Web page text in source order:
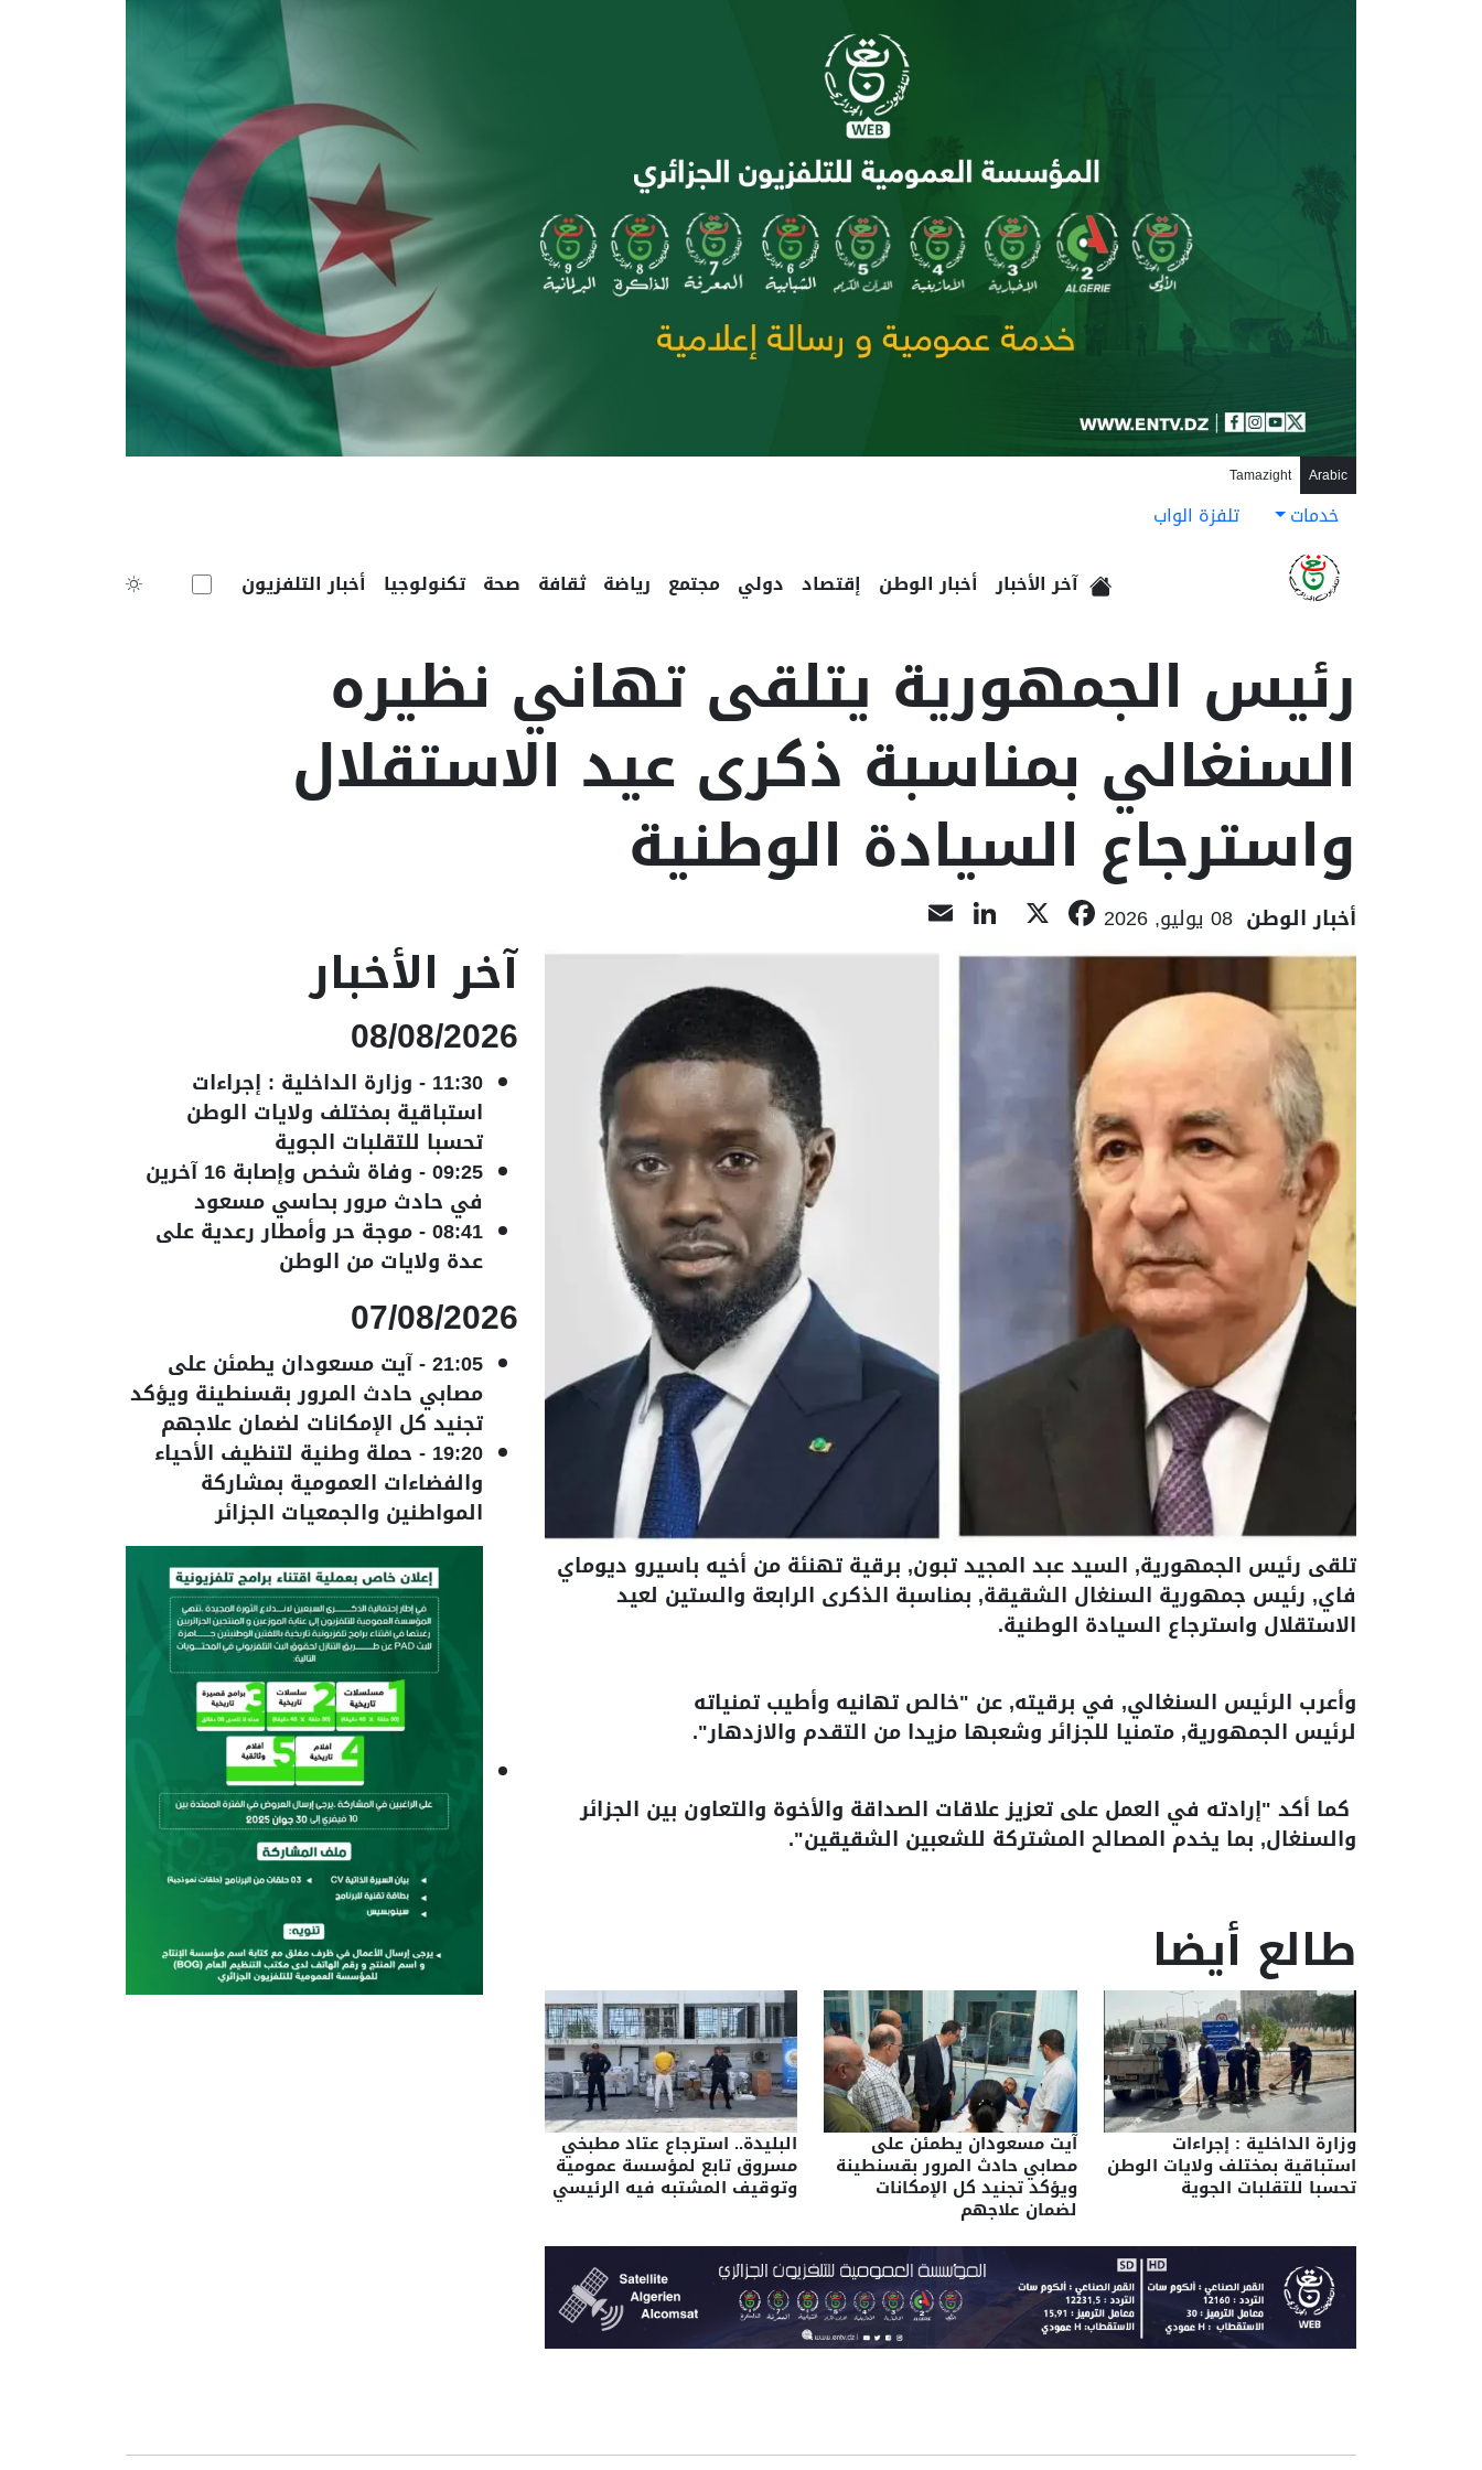
Arabic
Tamazight
خدمات تلفزة الواب
آخر الأخبار أخبار الوطن إقتصاد دولي مجتمع رياضة ثقافة صحة تكنولوجيا أخبار التلفزيون
رئيس الجمهورية يتلقى تهاني نظيره
السنغالي بمناسبة ذكرى عيد الاستقلال
واسترجاع السيادة الوطنية
أخبار الوطن 08 يوليو, 2026 Facebook
LinkedIn
تلقى رئيس الجمهورية, السيد عبد المجيد تبون, برقية تهنئة من أخيه باسيرو ديوماي
فاي, رئيس جمهورية السنغال الشقيقة, بمناسبة الذكرى الرابعة والستين لعيد
الاستقلال واسترجاع السيادة الوطنية.
وأعرب الرئيس السنغالي, في برقيته, عن "خالص تهانيه وأطيب تمنياته
لرئيس الجمهورية, متمنيا للجزائر وشعبها مزيدا من التقدم والازدهار".
كما أكد "إرادته في العمل على تعزيز علاقات الصداقة والأخوة والتعاون بين الجزائر
والسنغال, بما يخدم المصالح المشتركة للشعبين الشقيقين".
طالع أيضا
وزارة الداخلية : إجراءات
استباقية بمختلف ولايات الوطن
تحسبا للتقلبات الجوية
آيت مسعودان يطمئن على
مصابي حادث المرور بقسنطينة
ويؤكد تجنيد كل الإمكانات
لضمان علاجهم
البليدة.. استرجاع عتاد مطبخي
مسروق تابع لمؤسسة عمومية
وتوقيف المشتبه فيه الرئيسي
آخر الأخبار
08/08/2026
11:30
- وزارة الداخلية : إجراءات
استباقية بمختلف ولايات الوطن
تحسبا للتقلبات الجوية
09:25
- وفاة شخص وإصابة 16 آخرين
في حادث مرور بحاسي مسعود
08:41
-موجة حر وأمطار رعدية على
عدة ولايات من الوطن
07/08/2026
21:05
-آيت مسعودان يطمئن على
مصابي حادث المرور بقسنطينة ويؤكد
تجنيد كل الإمكانات لضمان علاجهم
19:20
- حملة وطنية لتنظيف الأحياء
والفضاءات العمومية بمشاركة
المواطنين والجمعيات الجزائر